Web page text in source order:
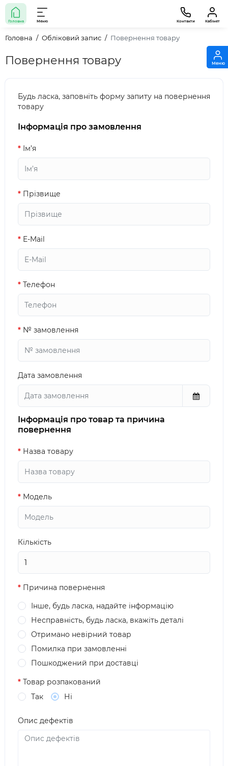
Меню
Головна Меню Контакти Кабінет
Головна Обліковий запис Повернення товару
Повернення товару
Будь ласка, заповніть форму запиту на повернення
товару
Інформація про замовлення
Ім’я
Прізвище
E-Mail
Телефон
№ замовлення
Дата замовлення
Інформація про товар та причина
повернення
Назва товару
Модель
Кількість
Причина повернення
Інше, будь ласка, надайте інформацію
Несправність, будь ласка, вкажіть деталі
Отримано невірний товар
Помилка при замовленні
Пошкоджений при доставці
Товар розпакований
Так
Ні
Опис дефектів